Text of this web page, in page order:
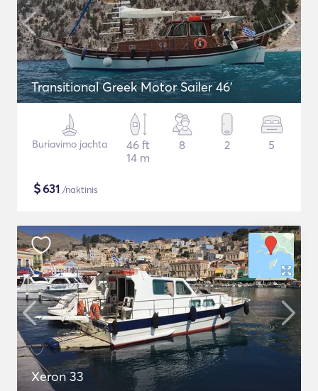
Transitional Greek Motor Sailer 46'
Buriavimo jachta
46 ft
14 m
8 2 5
$631 /naktinis
Xeron 33